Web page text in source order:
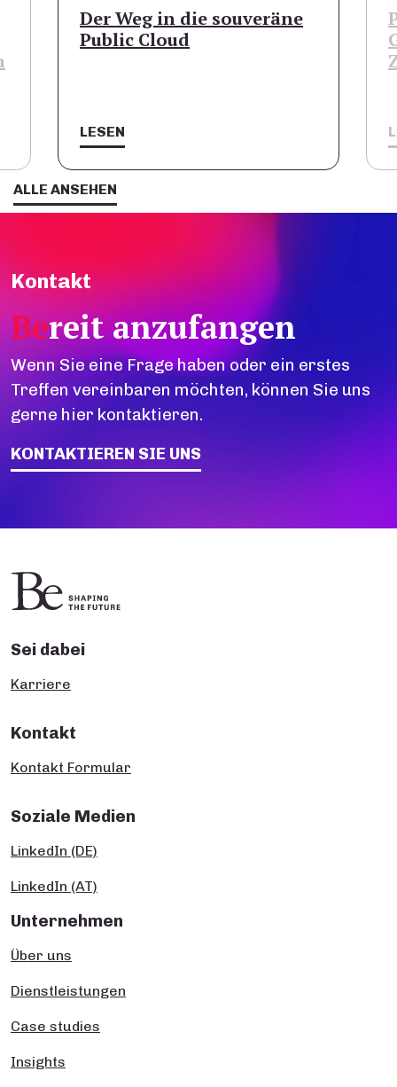
ALLE ANSEHEN
Der Weg in die souveräne
Public Cloud
LESEN
Kontakt
Bereit anzufangen
Wenn Sie eine Frage haben oder ein erstes
Treffen vereinbaren möchten, können Sie uns
gerne hier kontaktieren.
KONTAKTIEREN SIE UNS
Sei dabei
Karriere
Kontakt
Kontakt Formular
Soziale Medien
LinkedIn (DE)
LinkedIn (AT)
Unternehmen
Über uns
Dienstleistungen
Case studies
Insights